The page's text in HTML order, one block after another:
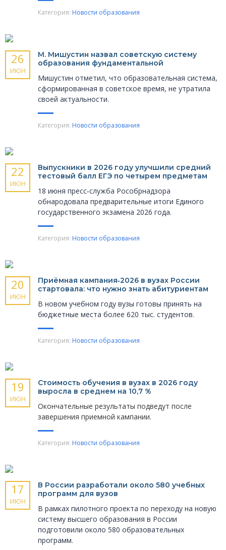
Категория: Новости образования
26
ИЮН
М. Мишустин назвал советскую систему
образования фундаментальной
Мишустин отметил, что образовательная система,
сформированная в советское время, не утратила
своей актуальности.
Категория: Новости образования
22
ИЮН
Выпускники в 2026 году улучшили средний
тестовый балл ЕГЭ по четырем предметам
18 июня пресс‑служба Рособрнадзора
обнародовала предварительные итоги Единого
государственного экзамена 2026 года.
Категория: Новости образования
20
ИЮН
Приёмная кампания‑2026 в вузах России
стартовала: что нужно знать абитуриентам
В новом учебном году вузы готовы принять на
бюджетные места более 620 тыс. студентов.
Категория: Новости образования
19
ИЮН
Стоимость обучения в вузах в 2026 году
выросла в среднем на 10,7 %
Окончательные результаты подведут после
завершения приемной кампании.
Категория: Новости образования
17
ИЮН
В России разработали около 580 учебных
программ для вузов
В рамках пилотного проекта по переходу на новую
систему высшего образования в России
подготовили около 580 образовательных
программ.